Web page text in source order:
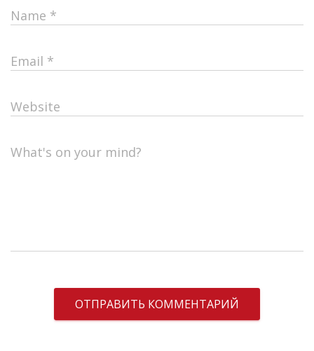
Name *
Email *
Website
What's on your mind?